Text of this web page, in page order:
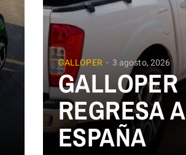
GALLOPER 3 agosto, 2026
GALLOPER
REGRESA A
ESPAÑA